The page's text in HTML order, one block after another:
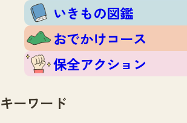
いきもの図鑑
おでかけコース
保全アクション
キーワード